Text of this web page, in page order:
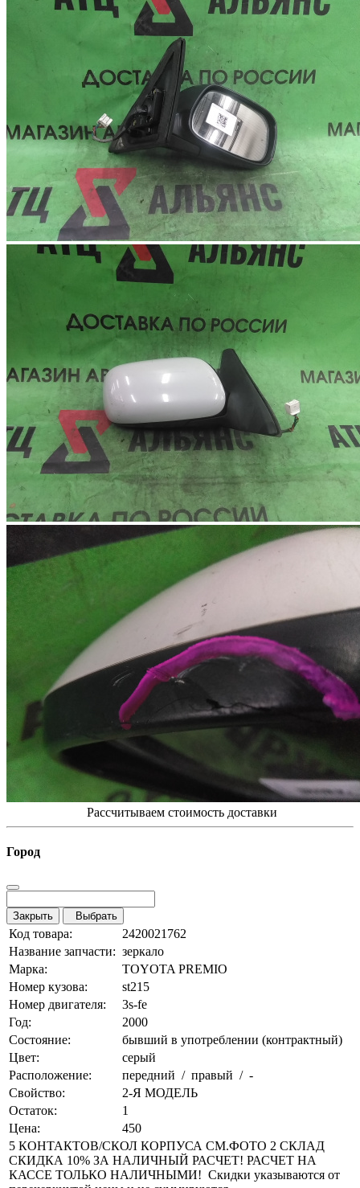
Рассчитываем стоимость доставки
Город
Закрыть Выбрать
Код товара:
2420021762
Название запчасти: зеркало
Марка:
TOYOTA PREMIO
Номер кузова:
st215
Номер двигателя:
3s-fe
Год:
2000
Состояние:
бывший в употреблении (контрактный)
Цвет:
серый
Расположение:
передний / правый / -
Свойство:
2-Я МОДЕЛЬ
Остаток:
1
Цена:
450
5 КОНТАКТОВ/СКОЛ КОРПУСА СМ.ФОТО 2 СКЛАД
СКИДКА 10% ЗА НАЛИЧНЫЙ РАСЧЕТ! РАСЧЕТ НА
КАССЕ ТОЛЬКО НАЛИЧНЫМИ! Скидки указываются от